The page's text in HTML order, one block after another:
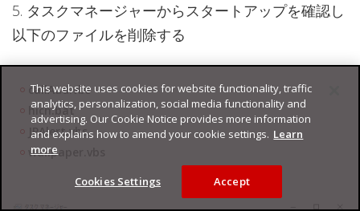
5. タスクマネージャーからスタートアップを確認し
以下のファイルを削除する
callAud.vbs
hicn.bat
JPAlert.vbs
wallpaper.vbs
This website uses cookies for website functionality, traffic
analytics, personalization, social media functionality and
advertising. Our Cookie Notice provides more information
and explains how to amend your cookie settings. Learn
more
Cookies Settings Accept